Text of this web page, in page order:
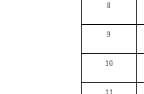
8
9
10
11